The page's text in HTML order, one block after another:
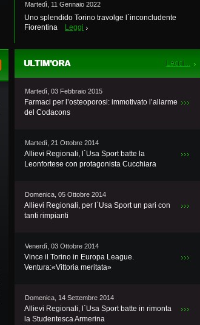
Martedì, 11 Gennaio 2022
Uno splendido Torino travolge l`inconcludente
Fiorentina
Leggi
ULTIM'ORA
Martedì, 03 Febbraio 2015
Farmaci per l’osteoporosi: immotivato l’allarme
del Codacons
Martedì, 21 Ottobre 2014
Allievi Regionali, l`Usa Sport batte la
Leonfortese con protagonista Cucchiara
Domenica, 05 Ottobre 2014
Allievi Regionali, per l`Usa Sport un pari con
tanti rimpianti
Venerdì, 03 Ottobre 2014
Vince il Torino in Europa League.
Ventura:«Vittoria meritata»
Domenica, 14 Settembre 2014
Allievi Regionali, l`Usa Sport batte in rimonta
la Studentesca Armerina